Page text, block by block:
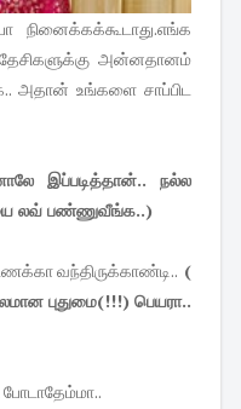
அன்னதானம்
அதான் உங்களை சாப்பிட
இப்படித்தான்.. நல்ல
லவ் பண்ணுவீங்க..)
வந்திருக்காண்டி.. (
புதுமை(!!!) பெயரா..